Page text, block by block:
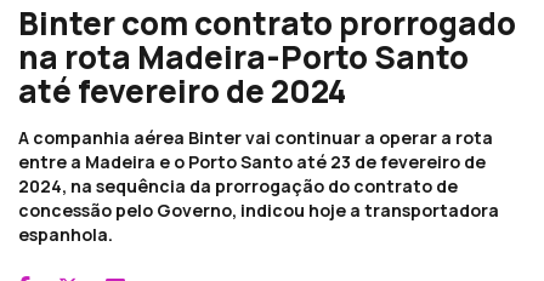
Binter com contrato prorrogado
na rota Madeira-Porto Santo
até fevereiro de 2024
A companhia aérea Binter vai continuar a operar a rota
entre a Madeira e o Porto Santo até 23 de fevereiro de
2024, na sequência da prorrogação do contrato de
concessão pelo Governo, indicou hoje a transportadora
espanhola.